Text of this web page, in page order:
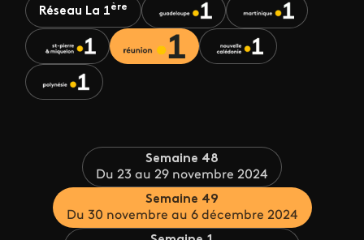
Réseau La 1ère
Semaine 48
Du 23 au 29 novembre 2024
Semaine 49
Du 30 novembre au 6 décembre 2024